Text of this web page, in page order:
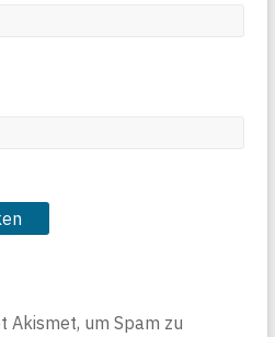
Akismet, um Spam zu